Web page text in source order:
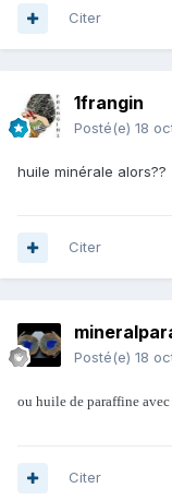
Citer
1frangin
Posté(e) 18
huile minérale alors??
Citer
Posté(e) 18
ou huile de paraffine
Citer